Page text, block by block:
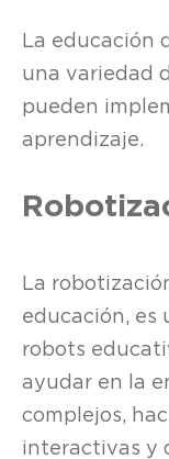
La educación
una variedad
pueden
aprendizaje.
La
educación, es
robots
ayudar en la
complejos,
interactivas y